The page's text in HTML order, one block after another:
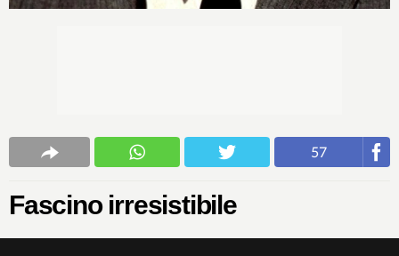
57
Fascino irresistibile